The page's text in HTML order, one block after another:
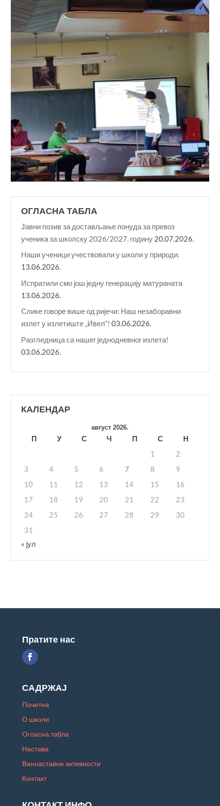
ОГЛАСНА ТАБЛА
Јавни позив за достављање понуда за превоз
ученика за школску 2026/2027. годину 20.07.2026.
Наши ученици учествовали у школи у природи.
13.06.2026.
Испратили смо још једну генерацију матураната
13.06.2026.
Слике говоре више од ријечи: Наш незаборавни
излет у излетиште „Ивел“! 03.06.2026.
Разгледница са нашег једнодневног излета!
03.06.2026.
КАЛЕНДАР
август 2026.
П У С Ч П С
Н
1
2
3
4 5 6 7 8
9
10
11 12 13 14 15
16
17
18 19 20 21 22
23
24
25 26 27 28 29
30
31
« јул
Пратите нас
САДРЖАЈ
Почетна
О школи
Огласна табла
Настава
Ваннаставне активности
Контакт